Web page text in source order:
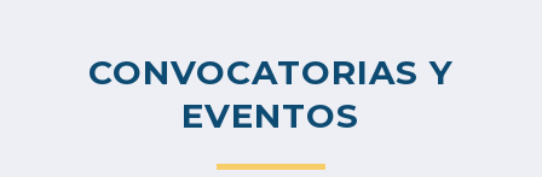
CONVOCATORIAS Y
EVENTOS